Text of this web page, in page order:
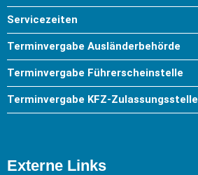
Servicezeiten
Terminvergabe Ausländerbehörde
Terminvergabe Führerscheinstelle
Terminvergabe KFZ-Zulassungsstelle
Externe Links